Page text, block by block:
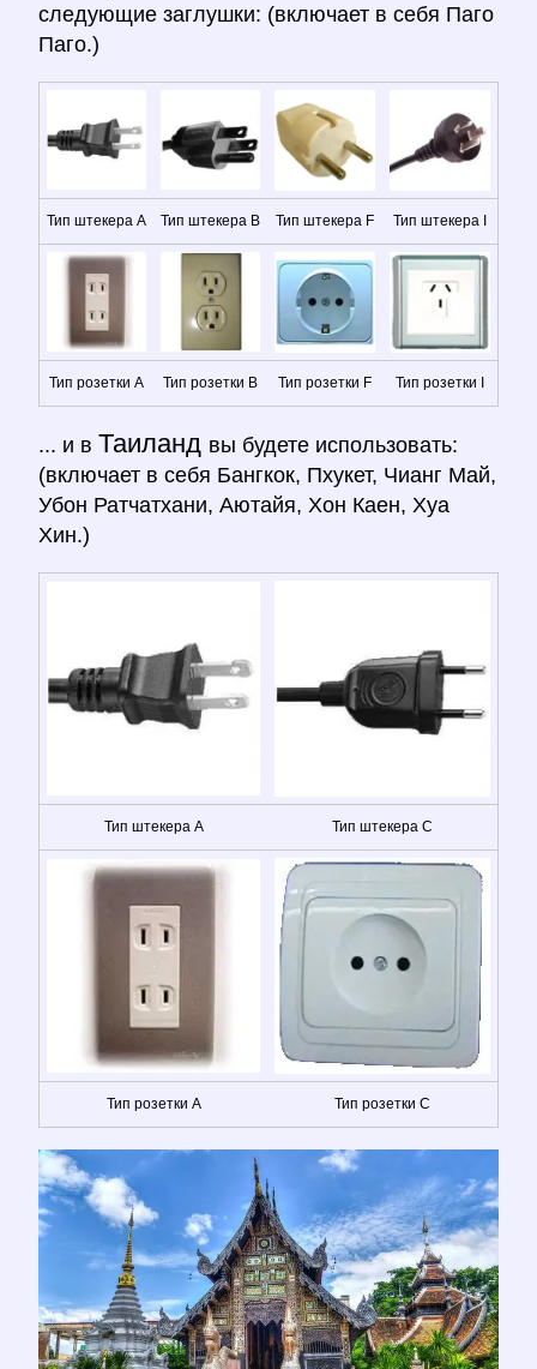
следующие заглушки: (включает в себя Паго
Паго.)
Тип штекера A Тип штекера B Тип штекера F Тип штекера I
Тип розетки A Тип розетки B Тип розетки F Тип розетки I
... и в Таиланд вы будете использовать:
(включает в себя Бангкок, Пхукет, Чианг Май,
Убон Ратчатхани, Аютайя, Хон Каен, Хуа
Хин.)
Тип штекера A Тип штекера C
Тип розетки A Тип розетки C